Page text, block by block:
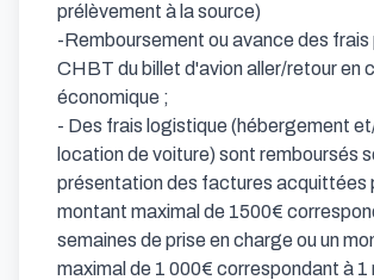
prélèvement à la source)
-Remboursement ou avance des frais
CHBT du billet d'avion aller/retour en
économique ;
- Des frais logistique (hébergement
location de voiture) sont remboursés
présentation des factures acquittées
montant maximal de 1500€
semaines de prise en charge ou un
maximal de 1 000€ correspondant à 1